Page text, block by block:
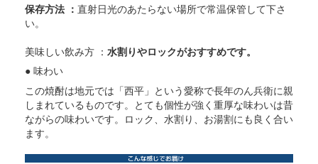
保存方法 ： 直射日光のあたらない場所で常温保管して下さ
い。
美味しい飲み方 ： 水割りやロックがおすすめです。
● 味わい
この焼酎は地元では「西平」という愛称で長年のん兵衛に親
しまれているものです。とても個性が強く重厚な味わいは昔
ながらの味わいです。ロック、水割り、お湯割にも良く合い
ます。